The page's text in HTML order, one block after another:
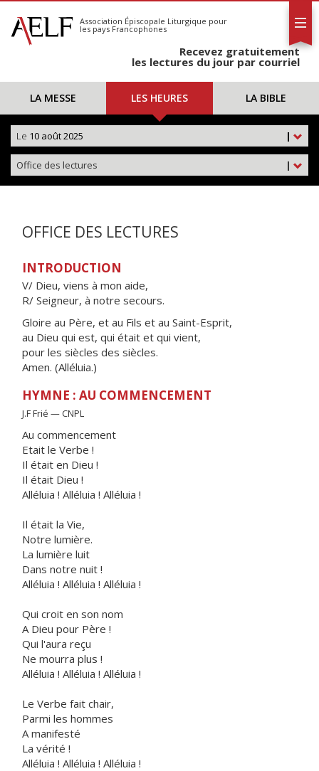
S'abonner
Calendrier
Association Épiscopale Liturgique pour
les pays Francophones
Recevez gratuitement
les lectures du jour par courriel
LA MESSE LES HEURES LA BIBLE
|
Le 10 août 2025
|
Office des lectures
OFFICE DES LECTURES
INTRODUCTION
V/ Dieu, viens à mon aide,
R/ Seigneur, à notre secours.
Gloire au Père, et au Fils et au Saint-Esprit,
au Dieu qui est, qui était et qui vient,
pour les siècles des siècles.
Amen. (Alléluia.)
HYMNE : AU COMMENCEMENT
J.F Frié — CNPL
Au commencement
Etait le Verbe !
Il était en Dieu !
Il était Dieu !
Alléluia ! Alléluia ! Alléluia !
Il était la Vie,
Notre lumière.
La lumière luit
Dans notre nuit !
Alléluia ! Alléluia ! Alléluia !
Qui croit en son nom
A Dieu pour Père !
Qui l'aura reçu
Ne mourra plus !
Alléluia ! Alléluia ! Alléluia !
Le Verbe fait chair,
Parmi les hommes
A manifesté
La vérité !
Alléluia ! Alléluia ! Alléluia !